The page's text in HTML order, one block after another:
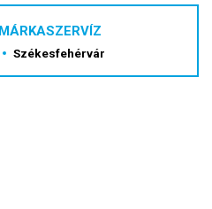
Székesfehérvár